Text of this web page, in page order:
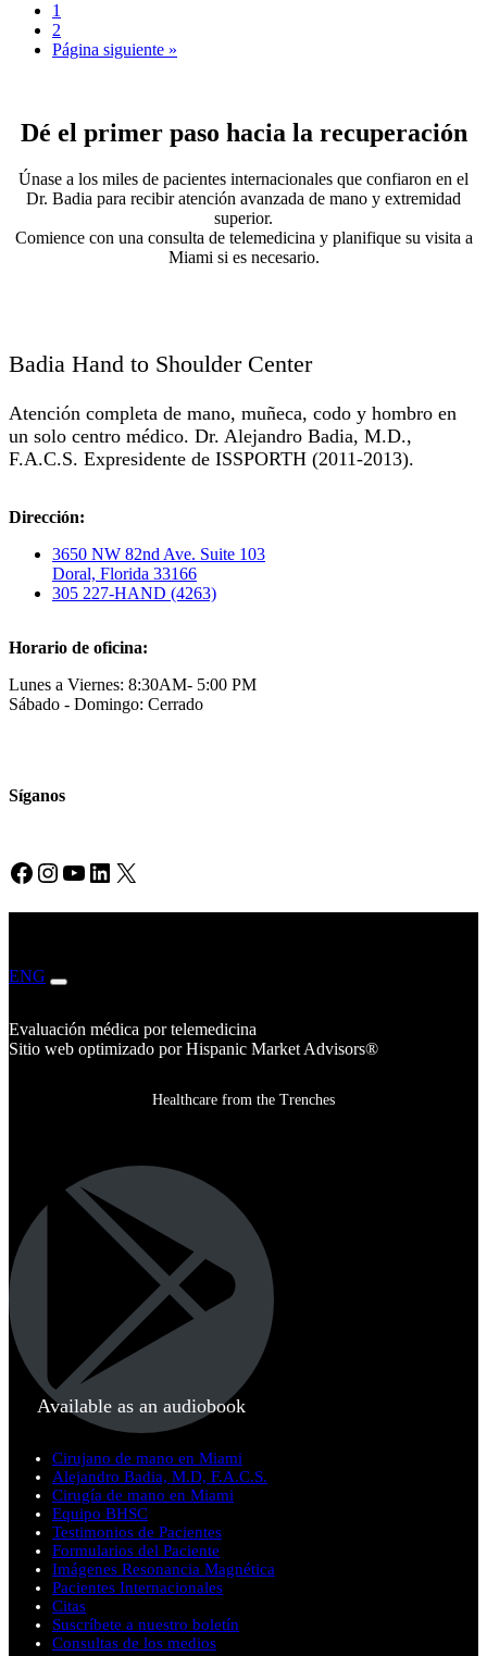
1
2
Página siguiente »
Dé el primer paso hacia la recuperación
Únase a los miles de pacientes internacionales que confiaron en el
Dr. Badia para recibir atención avanzada de mano y extremidad
superior.
Comience con una consulta de telemedicina y planifique su visita a
Miami si es necesario.
Badia Hand to Shoulder Center
Atención completa de mano, muñeca, codo y hombro en
un solo centro médico. Dr. Alejandro Badia, M.D.,
F.A.C.S. Expresidente de ISSPORTH (2011-2013).
Dirección:
3650 NW 82nd Ave. Suite 103
Doral, Florida 33166
305 227-HAND (4263)
Horario de oficina:
Lunes a Viernes: 8:30AM- 5:00 PM
Sábado - Domingo: Cerrado
Síganos
Facebook Instagram YouTube LinkedIn X
ENG
Evaluación médica por telemedicina
Sitio web optimizado por Hispanic Market Advisors®
Healthcare from the Trenches
Available as an audiobook
Cirujano de mano en Miami
Alejandro Badia, M.D, F.A.C.S.
Cirugía de mano en Miami
Equipo BHSC
Testimonios de Pacientes
Formularios del Paciente
Imágenes Resonancia Magnética
Pacientes Internacionales
Citas
Suscríbete a nuestro boletín
Consultas de los medios